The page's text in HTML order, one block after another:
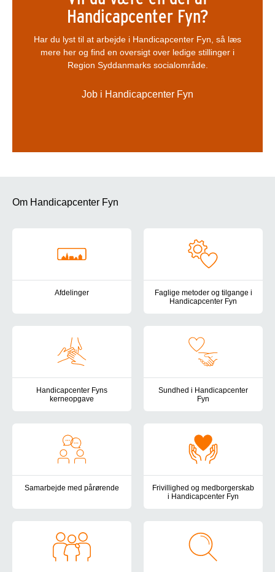
Handicapcenter Fyn?
Har du lyst til at arbejde i Handicapcenter Fyn, så læs
mere her og find en oversigt over ledige stillinger i
Region Syddanmarks socialområde.
Job i Handicapcenter Fyn
Om Handicapcenter Fyn
Afdelinger
Her finder du en oversigt over Handicapcenter Fyns tilbud for
Faglige metoder og tilgange i
Handicapcenter Fyn
Handicapcenter Fyns
kerneopgave
Sundhed i Handicapcenter
Fyn
Samarbejde med pårørende
I Handicapcenter Fyn lægger vi vægt på at have et
Frivillighed og medborgerskab
i Handicapcenter Fyn